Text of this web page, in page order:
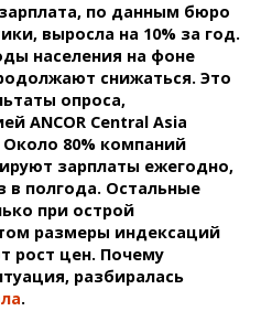
по данным бюро
выросла на 10% за год.
населения на фоне
снижаться. Это
опроса,
ANCOR Central Asia
80% компаний
зарплаты ежегодно,
в полгода. Остальные
при острой
размеры индексаций
рост цен. Почему
разбиралась
.